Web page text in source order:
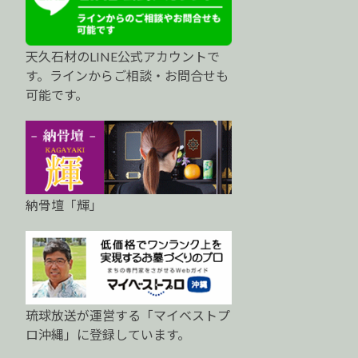
天久石材のLINE公式アカウントで
す。ラインからご相談・お問合せも
可能です。
納骨壇「輝」
琉球放送が運営する「マイベストプ
ロ沖縄」に登録しています。